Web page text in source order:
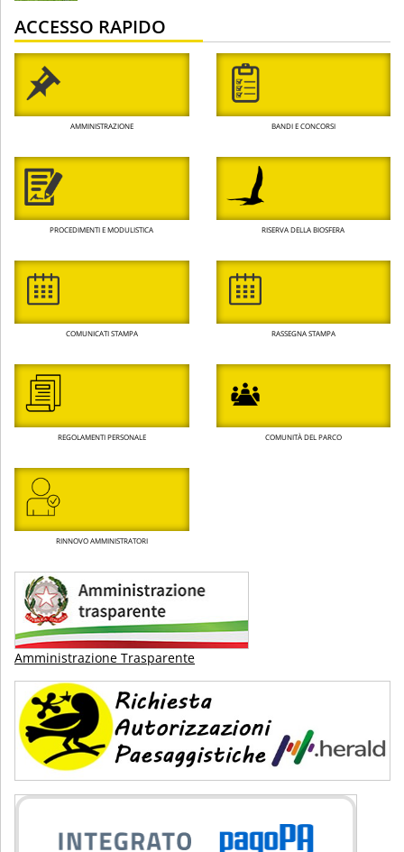
ACCESSO RAPIDO
AMMINISTRAZIONE BANDI E CONCORSI
PROCEDIMENTI E MODULISTICA RISERVA DELLA BIOSFERA
COMUNICATI STAMPA RASSEGNA STAMPA
REGOLAMENTI PERSONALE COMUNITÀ DEL PARCO
RINNOVO AMMINISTRATORI
Amministrazione Trasparente